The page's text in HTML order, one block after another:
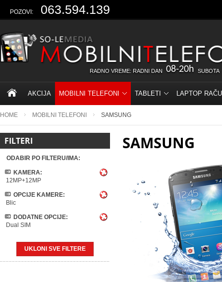
POZOVI: 063.594.139
RADNO VREME: RADNI DAN 08-20h SUBOTA
AKCIJA MOBILNI TELEFONI TABLETI LAPTOP
HOME MOBILNI TELEFONI SAMSUNG
FILTERI
ODABIR PO FILTERU/IMA:
KAMERA:
12MP+12MP
OPCIJE KAMERE:
Blic
DODATNE OPCIJE:
Dual SIM
UKLONI SVE FILTERE
SAMSUNG